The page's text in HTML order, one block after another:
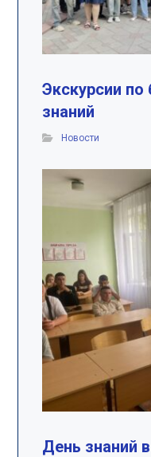
Экскурсии по
знаний
Новости
День знаний